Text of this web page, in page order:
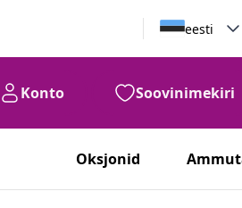
eesti
Konto Soovinimekiri
Oksjonid